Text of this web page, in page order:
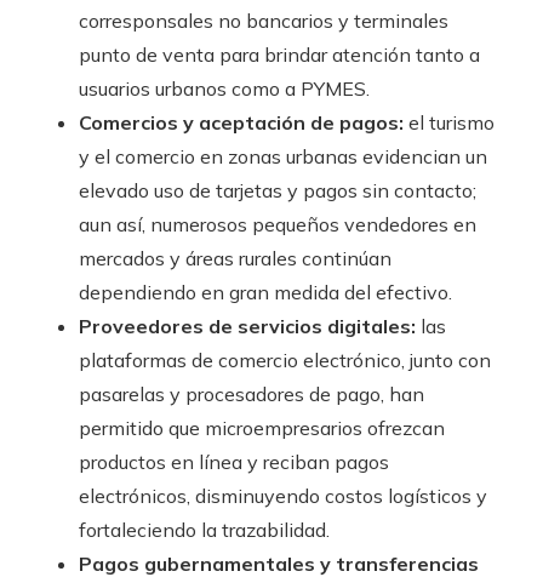
corresponsales no bancarios y terminales
punto de venta para brindar atención tanto a
usuarios urbanos como a PYMES.
Comercios y aceptación de pagos: el turismo
y el comercio en zonas urbanas evidencian un
elevado uso de tarjetas y pagos sin contacto;
aun así, numerosos pequeños vendedores en
mercados y áreas rurales continúan
dependiendo en gran medida del efectivo.
Proveedores de servicios digitales: las
plataformas de comercio electrónico, junto con
pasarelas y procesadores de pago, han
permitido que microempresarios ofrezcan
productos en línea y reciban pagos
electrónicos, disminuyendo costos logísticos y
fortaleciendo la trazabilidad.
Pagos gubernamentales y transferencias